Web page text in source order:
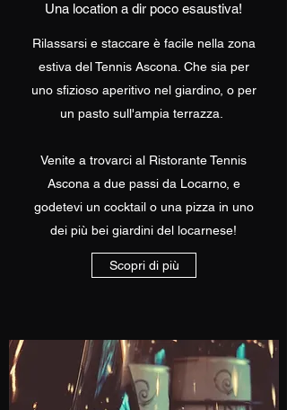
Una location a dir poco esaustiva!
Rilassarsi e staccare è facile nella zona
estiva del Tennis Ascona. Che sia per
uno sfizioso aperitivo nel giardino, o per
un pasto sull'ampia terrazza.
Venite a trovarci al Ristorante Tennis
Ascona a due passi da Locarno, e
godetevi un cocktail o una pizza in uno
dei più bei giardini del locarnese!
Scopri di più